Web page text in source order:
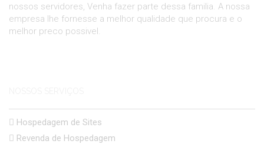
nossos servidores, Venha fazer parte dessa familia. A nossa
empresa lhe fornesse a melhor qualidade que procura e o
melhor preco possivel.
Hospedagem de Sites
Revenda de Hospedagem